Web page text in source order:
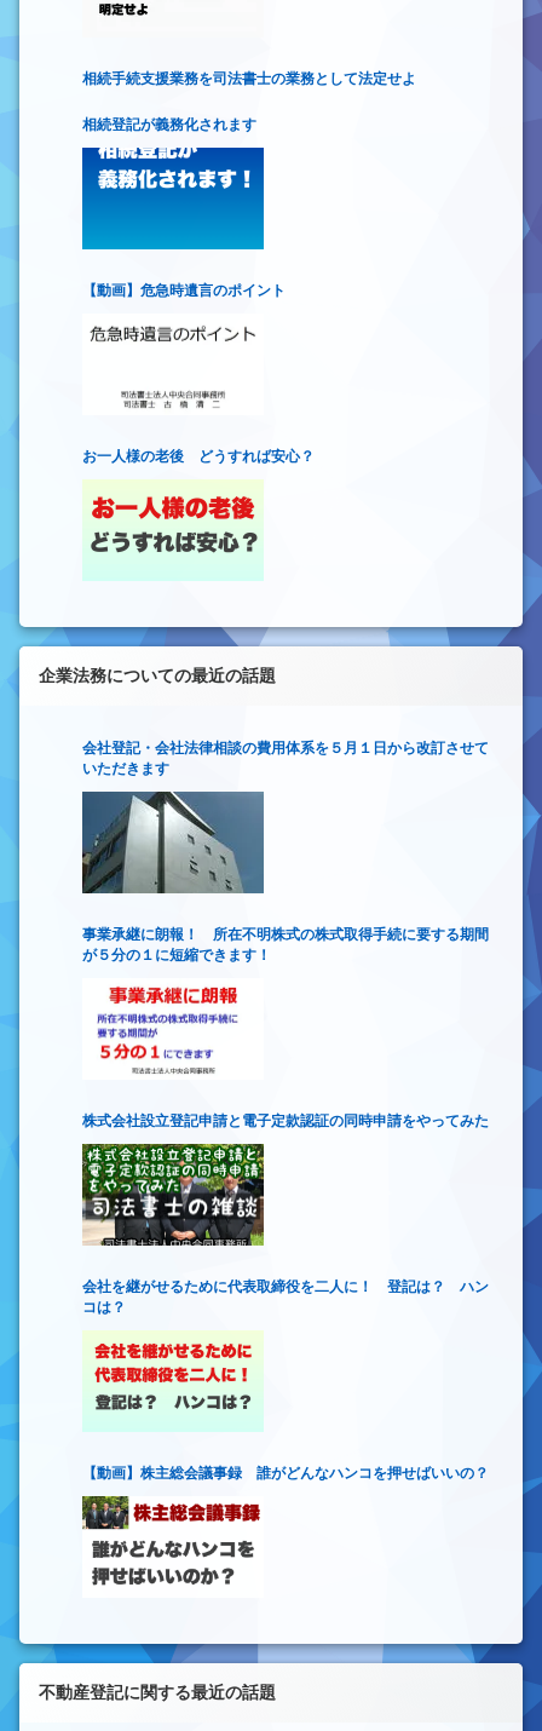
相続手続支援業務を司法書士の業務として法定せよ
相続登記が義務化されます
【動画】危急時遺言のポイント
お一人様の老後 どうすれば安心？
企業法務についての最近の話題
会社登記・会社法律相談の費用体系を５月１日から改訂させて
いただきます
事業承継に朗報！ 所在不明株式の株式取得手続に要する期間
が５分の１に短縮できます！
株式会社設立登記申請と電子定款認証の同時申請をやってみた
会社を継がせるために代表取締役を二人に！ 登記は？ ハン
コは？
【動画】株主総会議事録 誰がどんなハンコを押せばいいの？
不動産登記に関する最近の話題